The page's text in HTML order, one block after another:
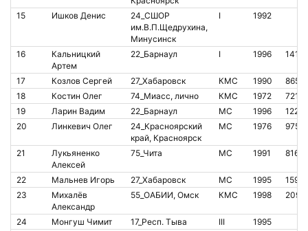
15 Ишков Денис
24_СШОР
им.В.П.Щедрухина,
Минусинск
I 1992
16
Кальницкий
Артем
22_Барнаул I 1996
17 Козлов Сергей 27_Хабаровск КМС 1990
18
Костин Олег 74_Миасс, лично КМС 1972
19
Ларин Вадим 22_Барнаул МС 1996
20
Линкевич Олег
24_Красноярский
край, Красноярск
МС 1976
21
Лукьяненко
Алексей
75_Чита МС 1991
22 Мальнев Игорь 27_Хабаровск МС 1995
23
Михалёв
Александр
55_ОАБИИ, Омск КМС 1998
24 Монгуш Чимит 17_Респ. Тыва III
1995